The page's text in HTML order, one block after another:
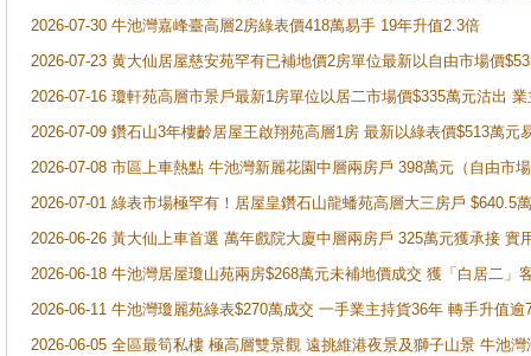
2026-07-30 牛池灣嘉峰臺高層2房綠表價418萬易手 19年升值2.3倍
2026-07-23 黄大仙居屋慈安苑罕有已補地價2房單位最新以自由市場價
2026-07-16 瓊軒苑高層市景戶最新1房單位以居二市場價$335萬元沽出
2026-07-09 鑽石山3年樓齡居屋王啟翔苑高層1房 最新以綠表價$513萬元
2026-07-08 市區上車熱點 牛池灣新麗花園中層兩房戶 398萬元（自由市
2026-07-01 綠表市場極罕有！居屋皇鑽石山龍蟠苑高層大三房戶
2026-06-26 黃大仙上車首選 萬年戲院大廈中層兩房戶 325萬元獲承接 實
2026-06-18 牛池灣居屋瓊山苑兩房$268萬元未補地價成交 獲「白居二」
2026-06-11 牛池灣瓊麗苑綠表$270萬成交 一手業主持貨36年 轉手升值逾
2026-06-05 全區最筍私樓 極高層雙景觀 遠挑維港夜景及獅子山景 牛池